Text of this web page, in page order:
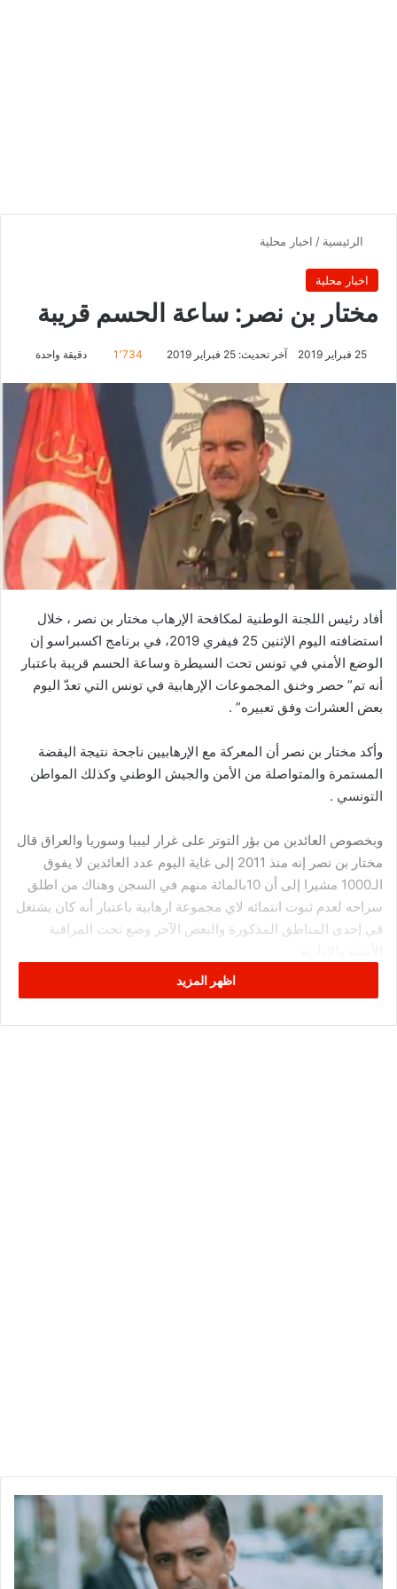
الرئيسية / اخبار محلية
اخبار محلية
مختار بن نصر: ساعة الحسم قريبة
25 فبراير 2019 آخر تحديث: 25 فبراير 2019 1٬734 دقيقة واحدة
أفاد رئيس اللجنة الوطنية لمكافحة الإرهاب مختار بن نصر ، خلال
استضافته اليوم الإثنين 25 فيفري 2019، في برنامج اكسبراسو إن
الوضع الأمني في تونس تحت السيطرة وساعة الحسم قريبة باعتبار
أنه تم” حصر وخنق المجموعات الإرهابية في تونس التي تعدّ اليوم
بعض العشرات وفق تعبيره” .
وأكد مختار بن نصر أن المعركة مع الإرهابيين ناجحة نتيجة اليقضة
المستمرة والمتواصلة من الأمن والجيش الوطني وكذلك المواطن
التونسي .
وبخصوص العائدين من بؤر التوتر على غرار ليبيا وسوريا والعراق قال
مختار بن نصر إنه منذ 2011 إلى غاية اليوم عدد العائدين لا يفوق
الـ1000 مشيرا إلى أن 10بالمائة منهم في السجن وهناك من اطلق
سراحه لعدم ثبوت انتمائه لاي مجموعة ارهابية باعتبار أنه كان يشتغل
في إحدى المناطق المذكورة والبعض الآخر وضع تحت المراقبة
اظهر المزيد
ف
ا